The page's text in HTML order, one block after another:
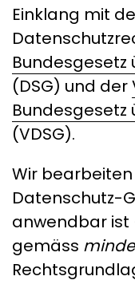
Einklang mit
Bundesgesetz
(DSG) und der
Bundesgesetz
(VDSG).
Wir
Datenschutz-
anwendbar ist
gemäss